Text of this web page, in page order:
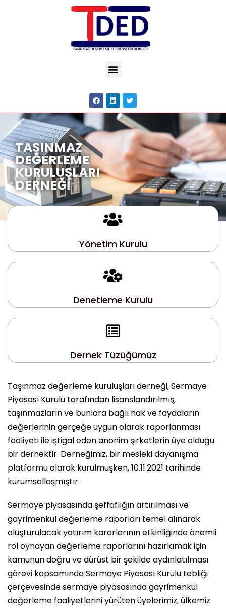
TAŞINMAZ
DEĞERLEME
KURULUŞLARI
DERNEĞİ
Yönetim Kurulu
Denetleme Kurulu
Dernek Tüzüğümüz
Taşınmaz değerleme kuruluşları derneği, Sermaye
Piyasası Kurulu tarafından lisanslandırılmış,
taşınmazların ve bunlara bağlı hak ve faydaların
değerlerinin gerçeğe uygun olarak raporlanması
faaliyeti ile iştigal eden anonim şirketlerin üye olduğu
bir dernektir. Derneğimiz, bir mesleki dayanışma
platformu olarak kurulmuşken, 10.11.2021 tarihinde
kurumsallaşmıştır.
Sermaye piyasasında şeffaflığın artırılması ve
gayrimenkul değerleme raporları temel alınarak
oluşturulacak yatırım kararlarının etkinliğinde önemli
rol oynayan değerleme raporlarını hazırlamak için
kamunun doğru ve dürüst bir şekilde aydınlatılması
görevi kapsamında Sermaye Piyasası Kurulu tebliği
çerçevesinde sermaye piyasasında gayrimenkul
değerleme faaliyetlerini yürüten üyelerimiz, ülkemiz